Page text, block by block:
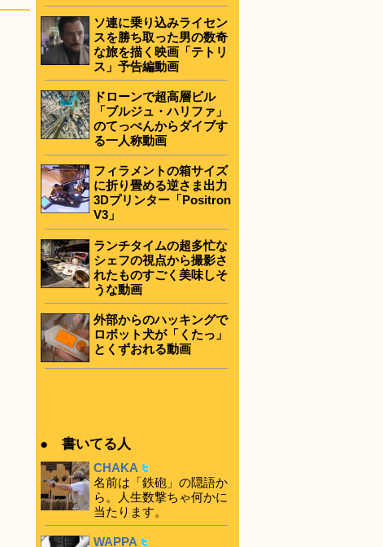
ソ連に乗り込みライセン
スを勝ち取った男の数奇
な旅を描く映画「テトリ
ス」予告編動画
ドローンで超高層ビル
「ブルジュ・ハリファ」
のてっぺんからダイブす
る一人称動画
フィラメントの箱サイズ
に折り畳める逆さま出力
3Dプリンター「Positron
V3」
ランチタイムの超多忙な
シェフの視点から撮影さ
れたものすごく美味しそ
うな動画
外部からのハッキングで
ロボット犬が「くたっ」
とくずおれる動画
● 書いてる人
CHAKA
名前は「鉄砲」の隠語か
ら。人生数撃ちゃ何かに
当たります。
WAPPA